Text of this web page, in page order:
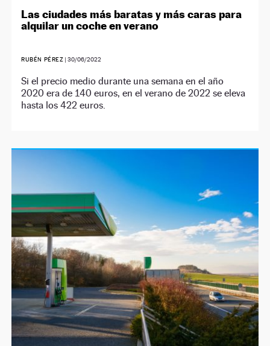
Las ciudades más baratas y más caras para
alquilar un coche en verano
RUBÉN PÉREZ |30/06/2022
Si el precio medio durante una semana en el año
2020 era de 140 euros, en el verano de 2022 se eleva
hasta los 422 euros.